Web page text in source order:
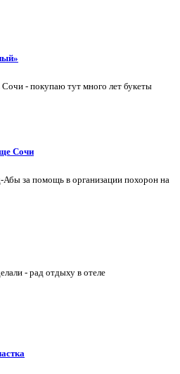
- покупаю тут много лет букеты
Сочи
за помощь в организации похорон на
- рад отдыху в отеле